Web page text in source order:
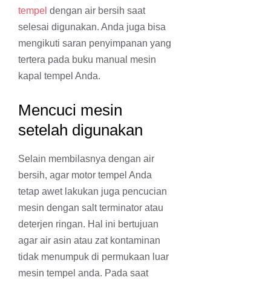
tempel dengan air bersih saat
selesai digunakan. Anda juga bisa
mengikuti saran penyimpanan yang
tertera pada buku manual mesin
kapal tempel Anda.
Mencuci mesin
setelah digunakan
Selain membilasnya dengan air
bersih, agar motor tempel Anda
tetap awet lakukan juga pencucian
mesin dengan salt terminator atau
deterjen ringan. Hal ini bertujuan
agar air asin atau zat kontaminan
tidak menumpuk di permukaan luar
mesin tempel anda. Pada saat